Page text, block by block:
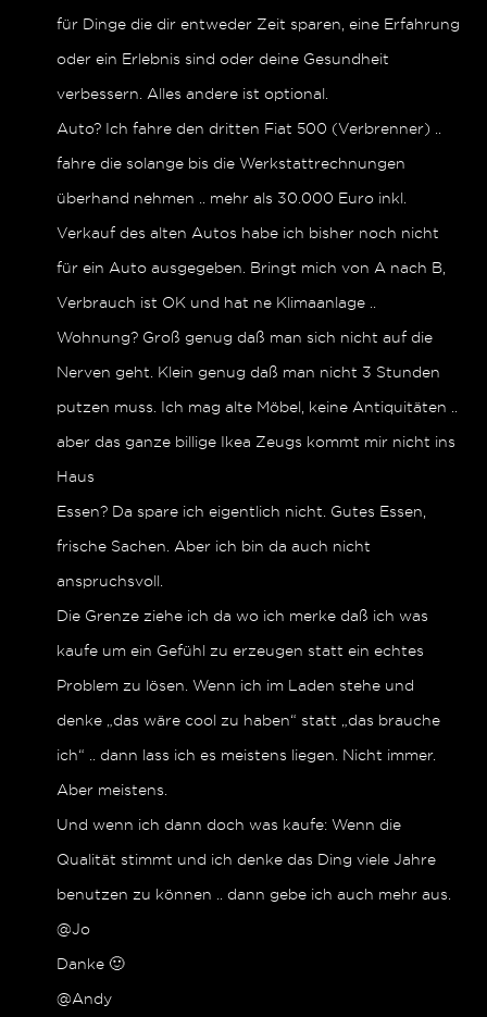
für Dinge die dir entweder Zeit sparen, eine Erfahrung
oder ein Erlebnis sind oder deine Gesundheit
verbessern. Alles andere ist optional.
Auto? Ich fahre den dritten Fiat 500 (Verbrenner) ..
fahre die solange bis die Werkstattrechnungen
überhand nehmen .. mehr als 30.000 Euro inkl.
Verkauf des alten Autos habe ich bisher noch nicht
für ein Auto ausgegeben. Bringt mich von A nach B,
Verbrauch ist OK und hat ne Klimaanlage ..
Wohnung? Groß genug daß man sich nicht auf die
Nerven geht. Klein genug daß man nicht 3 Stunden
putzen muss. Ich mag alte Möbel, keine Antiquitäten ..
aber das ganze billige Ikea Zeugs kommt mir nicht ins
Haus
Essen? Da spare ich eigentlich nicht. Gutes Essen,
frische Sachen. Aber ich bin da auch nicht
anspruchsvoll.
Die Grenze ziehe ich da wo ich merke daß ich was
kaufe um ein Gefühl zu erzeugen statt ein echtes
Problem zu lösen. Wenn ich im Laden stehe und
denke „das wäre cool zu haben“ statt „das brauche
ich“ .. dann lass ich es meistens liegen. Nicht immer.
Aber meistens.
Und wenn ich dann doch was kaufe: Wenn die
Qualität stimmt und ich denke das Ding viele Jahre
benutzen zu können .. dann gebe ich auch mehr aus.
@Jo
Danke 🙂
@Andy